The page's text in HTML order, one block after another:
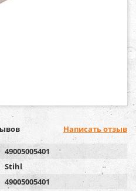
Написать отзыв
49005005401
Stihl
49005005401